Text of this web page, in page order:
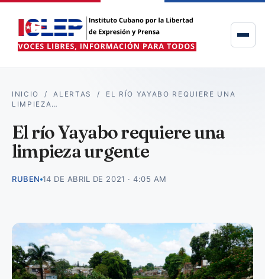
INICIO /ALERTAS / EL RÍO YAYABO REQUIERE UNA
LIMPIEZA…
El río Yayabo requiere una
limpieza urgente
RUBEN 14 DE ABRIL DE 2021 · 4:05 AM